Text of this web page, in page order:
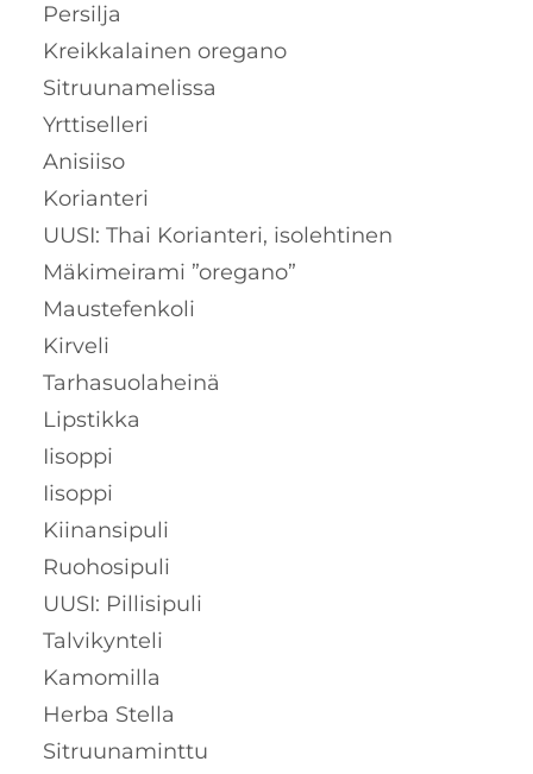
Persilja
Kreikkalainen oregano
Sitruunamelissa
Yrttiselleri
Anisiiso
Korianteri
UUSI: Thai Korianteri, isolehtinen
Mäkimeirami ”oregano”
Maustefenkoli
Kirveli
Tarhasuolaheinä
Lipstikka
Iisoppi
Iisoppi
Kiinansipuli
Ruohosipuli
UUSI: Pillisipuli
Talvikynteli
Kamomilla
Herba Stella
Sitruunaminttu